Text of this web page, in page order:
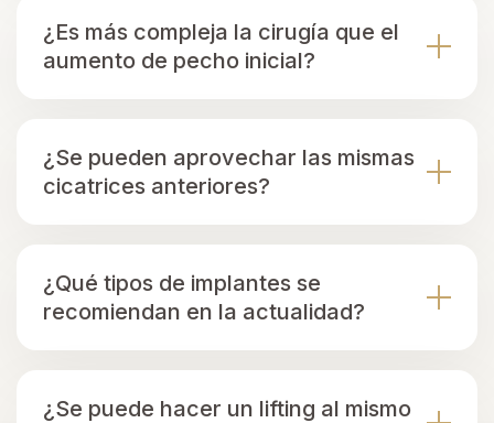
¿Es más compleja la cirugía que el
aumento de pecho inicial?
¿Se pueden aprovechar las mismas
cicatrices anteriores?
¿Qué tipos de implantes se
recomiendan en la actualidad?
¿Se puede hacer un lifting al mismo